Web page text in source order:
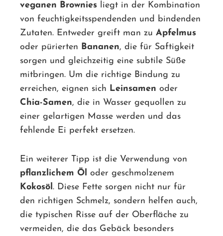
veganen Brownies liegt in der Kombination
von feuchtigkeitsspendenden und bindenden
Zutaten. Entweder greift man zu Apfelmus
oder pürierten Bananen, die für Saftigkeit
sorgen und gleichzeitig eine subtile Süße
mitbringen. Um die richtige Bindung zu
erreichen, eignen sich Leinsamen oder
Chia-Samen, die in Wasser gequollen zu
einer gelartigen Masse werden und das
fehlende Ei perfekt ersetzen.
Ein weiterer Tipp ist die Verwendung von
pflanzlichem Öl oder geschmolzenem
Kokosöl. Diese Fette sorgen nicht nur für
den richtigen Schmelz, sondern helfen auch,
die typischen Risse auf der Oberfläche zu
vermeiden, die das Gebäck besonders